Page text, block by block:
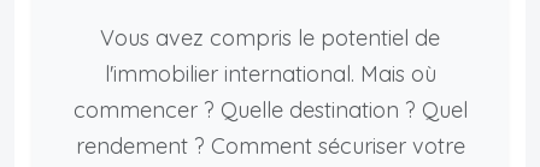
Vous avez compris le potentiel de
l'immobilier international. Mais où
commencer ? Quelle destination ? Quel
rendement ? Comment sécuriser votre